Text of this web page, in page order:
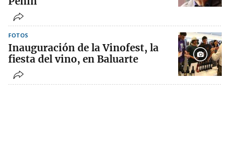
FOTOS
Inauguración de la Vinofest, la
fiesta del vino, en Baluarte